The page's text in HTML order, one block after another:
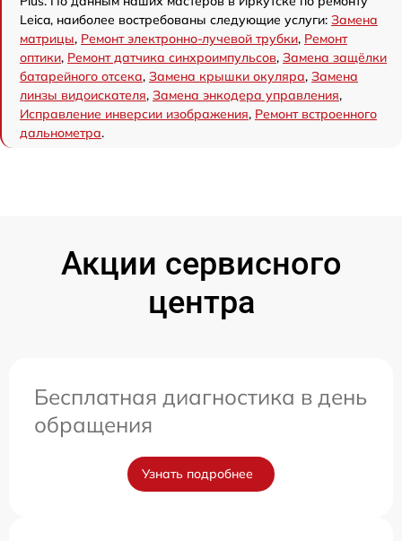
Leica, наиболее востребованы следующие услуги: Замена
матрицы, Ремонт электронно-лучевой трубки, Ремонт
оптики, Ремонт датчика синхроимпульсов, Замена защёлки
батарейного отсека, Замена крышки окуляра, Замена
линзы видоискателя, Замена энкодера управления,
Исправление инверсии изображения, Ремонт встроенного
дальнометра.
Акции сервисного
центра
Бесплатная диагностика в день
обращения
Узнать подробнее